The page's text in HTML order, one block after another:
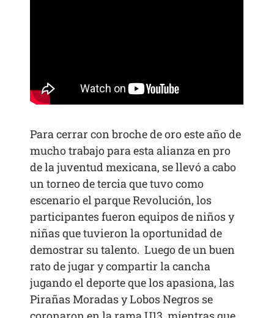
Para cerrar con broche de oro este año de
mucho trabajo para esta alianza en pro
de la juventud mexicana, se llevó a cabo
un torneo de tercia que tuvo como
escenario el parque Revolución, los
participantes fueron equipos de niños y
niñas que tuvieron la oportunidad de
demostrar su talento. Luego de un buen
rato de jugar y compartir la cancha
jugando el deporte que los apasiona, las
Pirañas Moradas y Lobos Negros se